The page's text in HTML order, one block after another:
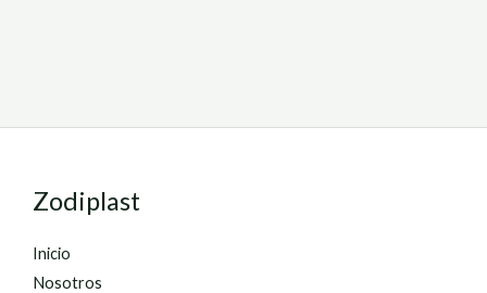
Zodiplast
Inicio
Nosotros